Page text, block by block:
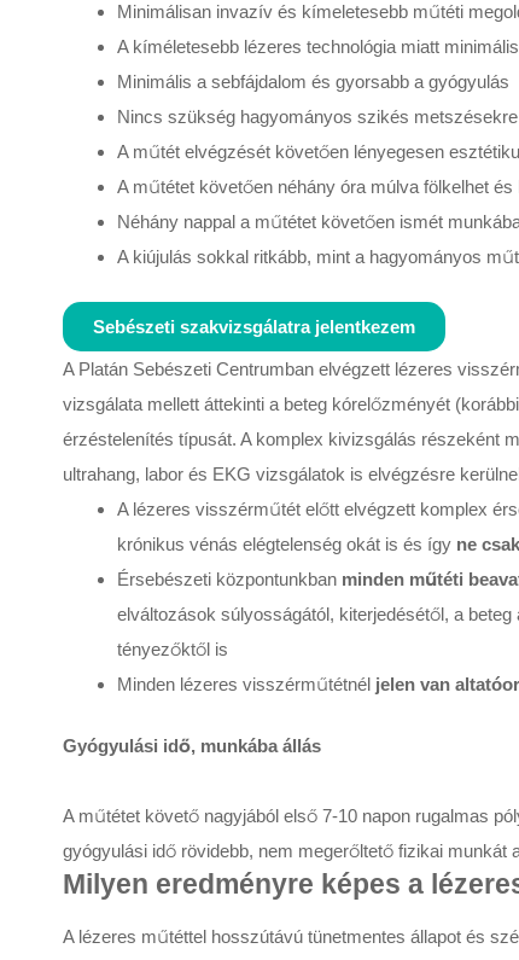
Minimálisan invazív és kímeletesebb műtéti
A kíméletesebb lézeres technológia miatt
Minimális a sebfájdalom és gyorsabb a gyógyulás
Nincs szükség hagyományos szikés
A műtét elvégzését követően lényegesen
A műtétet követően néhány óra múlva fölkelhet
Néhány nappal a műtétet követően ismét
A kiújulás sokkal ritkább, mint a hagyományos
Sebészeti szakvizsgálatra jelentkezem
A Platán Sebészeti Centrumban elvégzett lézeres
vizsgálata mellett áttekinti a beteg kórelőzményét
érzéstelenítés típusát. A komplex kivizsgálás részeként
ultrahang, labor és EKG vizsgálatok is elvégzésre
A lézeres visszérműtét előtt elvégzett komplex
krónikus vénás elégtelenség okát is és így ne
Érsebészeti központunkban minden műtéti
elváltozások súlyosságától, kiterjedésétől, a
tényezőktől is
Minden lézeres visszérműtétnél jelen van
Gyógyulási idő, munkába állás
A műtétet követő nagyjából első 7-10 napon rugalmas
gyógyulási idő rövidebb, nem megerőltető fizikai munkát
Milyen eredményre képes a
A lézeres műtéttel hosszútávú tünetmentes állapot és